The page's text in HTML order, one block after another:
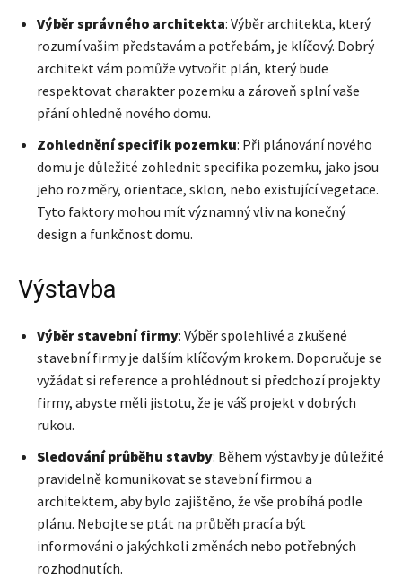
Výběr správného architekta: Výběr architekta, který
rozumí vašim představám a potřebám, je klíčový. Dobrý
architekt vám pomůže vytvořit plán, který bude
respektovat charakter pozemku a zároveň splní vaše
přání ohledně nového domu.
Zohlednění specifik pozemku: Při plánování nového
domu je důležité zohlednit specifika pozemku, jako jsou
jeho rozměry, orientace, sklon, nebo existující vegetace.
Tyto faktory mohou mít významný vliv na konečný
design a funkčnost domu.
Výstavba
Výběr stavební firmy: Výběr spolehlivé a zkušené
stavební firmy je dalším klíčovým krokem. Doporučuje se
vyžádat si reference a prohlédnout si předchozí projekty
firmy, abyste měli jistotu, že je váš projekt v dobrých
rukou.
Sledování průběhu stavby: Během výstavby je důležité
pravidelně komunikovat se stavební firmou a
architektem, aby bylo zajištěno, že vše probíhá podle
plánu. Nebojte se ptát na průběh prací a být
informováni o jakýchkoli změnách nebo potřebných
rozhodnutích.